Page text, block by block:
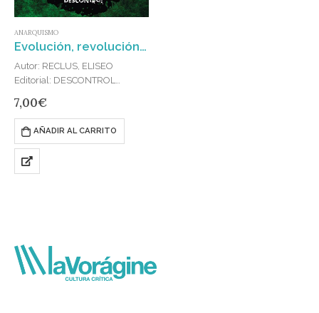
ANARQUISMO
Evolución, revolución, anarquismo
Autor: RECLUS, ELISEO
Editorial: DESCONTROL
ISBN: 978-84-16553-35-8
Élisée Reclus escribió este
ensayo cuando se encontraba
cumpliendo una condena de
destierro que le impusieron por
7,00€
AÑADIR AL CARRITO